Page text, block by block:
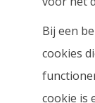
Bij een
cookies
cookie is